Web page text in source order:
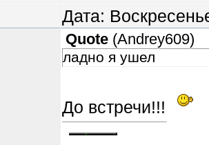
Дата:
Quote (Andrey609)
ладно я ушел
До встречи!!!